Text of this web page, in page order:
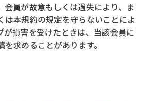
会員が故意もしくは過失により、ま
は本規約の規定を守らないことによ
が損害を受けたときは、当該会員に
求めることがあります。